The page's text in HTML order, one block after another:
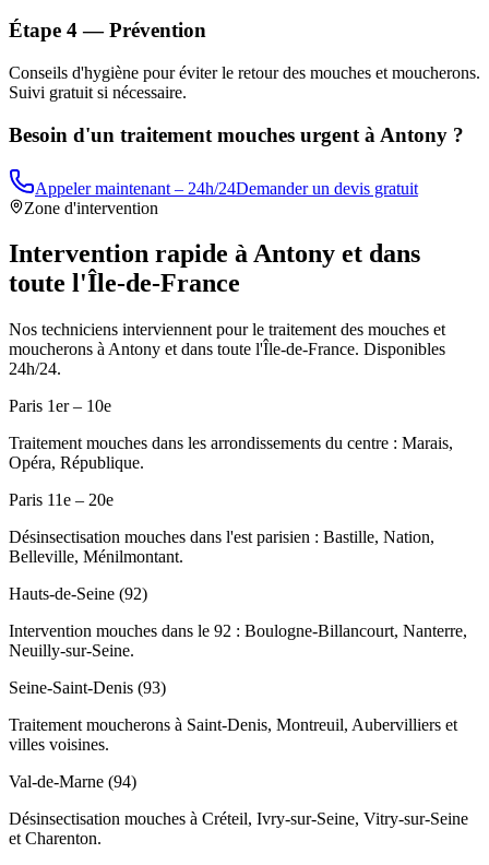
Étape 4 — Prévention
Conseils d'hygiène pour éviter le retour des mouches et moucherons.
Suivi gratuit si nécessaire.
Besoin d'un traitement mouches urgent à Antony ?
Appeler maintenant – 24h/24Demander un devis gratuit
Zone d'intervention
Intervention rapide àAntony et dans
toute l'Île-de-France
Nos techniciens interviennent pour le traitement des mouches et
moucherons à Antony et dans toute l'Île-de-France. Disponibles
24h/24.
Paris 1er – 10e
Traitement mouches dans les arrondissements du centre : Marais,
Opéra, République.
Paris 11e – 20e
Désinsectisation mouches dans l'est parisien : Bastille, Nation,
Belleville, Ménilmontant.
Hauts-de-Seine (92)
Intervention mouches dans le 92 : Boulogne-Billancourt, Nanterre,
Neuilly-sur-Seine.
Seine-Saint-Denis (93)
Traitement moucherons à Saint-Denis, Montreuil, Aubervilliers et
villes voisines.
Val-de-Marne (94)
Désinsectisation mouches à Créteil, Ivry-sur-Seine, Vitry-sur-Seine
et Charenton.